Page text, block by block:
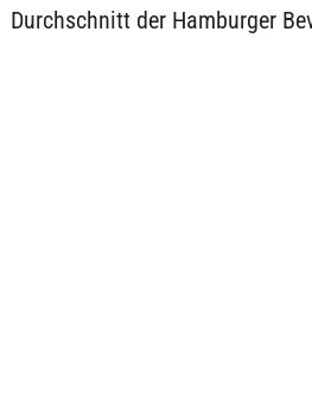
Durchschnitt der Hamburger